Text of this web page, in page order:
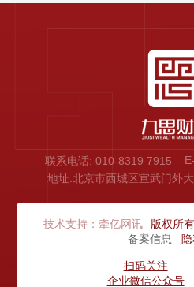
联系电话: 010-8319 7915
地址:北京市西城区宣武门外
技术支持：牵亿网讯
版权所
备案信息
扫码关注
企业微信公众号